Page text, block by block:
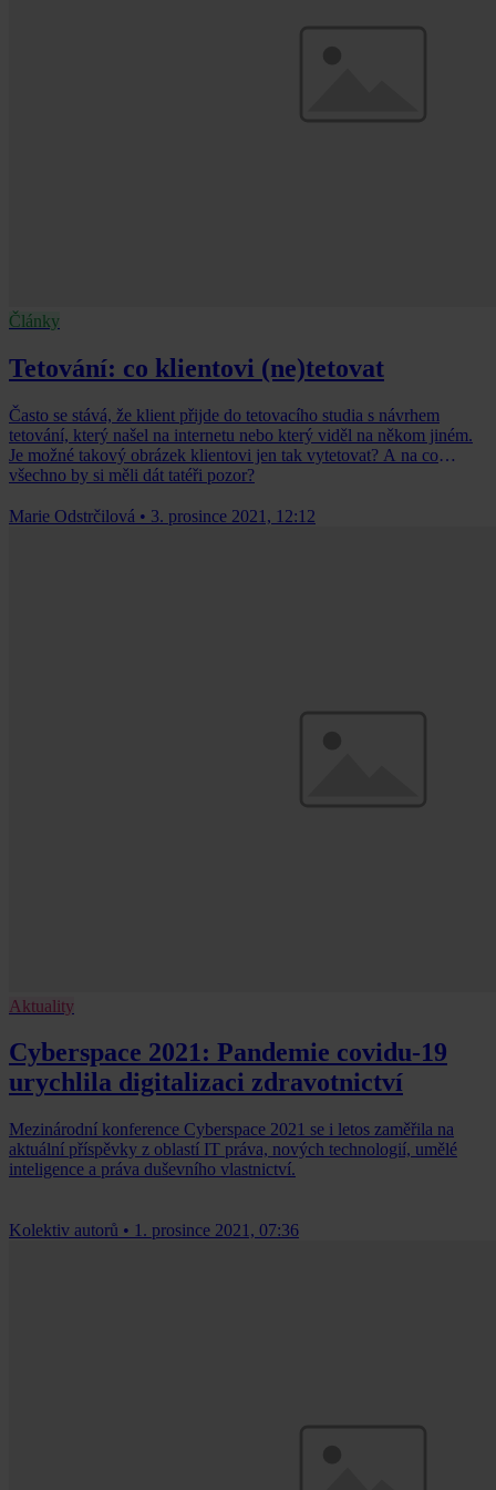
Články
Tetování: co klientovi (ne)tetovat
Často se stává, že klient přijde do tetovacího studia s návrhem
tetování, který našel na internetu nebo který viděl na někom jiném.
Je možné takový obrázek klientovi jen tak vytetovat? A na co
všechno by si měli dát tatéři pozor?
Marie Odstrčilová • 3. prosince 2021, 12:12
Aktuality
Cyberspace 2021: Pandemie covidu-19
urychlila digitalizaci zdravotnictví
Mezinárodní konference Cyberspace 2021 se i letos zaměřila na
aktuální příspěvky z oblastí IT práva, nových technologií, umělé
inteligence a práva duševního vlastnictví.
Kolektiv autorů • 1. prosince 2021, 07:36